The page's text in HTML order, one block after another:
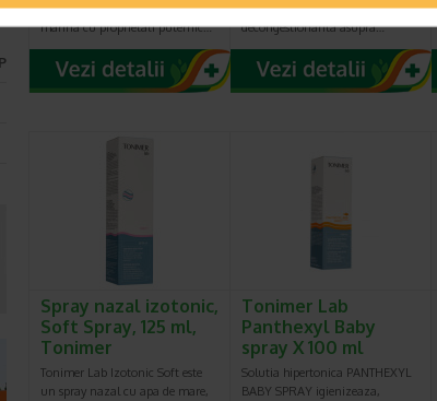
ingrediente active de origine
marina cu proprietati puternic…
de mare, cu actiune
decongestionanta asupra…
Spray nazal izotonic,
Soft Spray, 125 ml,
Tonimer
Tonimer Lab Izotonic Soft este
un spray nazal cu apa de mare,
Tonimer Lab
Panthexyl Baby
spray X 100 ml
Solutia hipertonica PANTHEXYL
BABY SPRAY igienizeaza,